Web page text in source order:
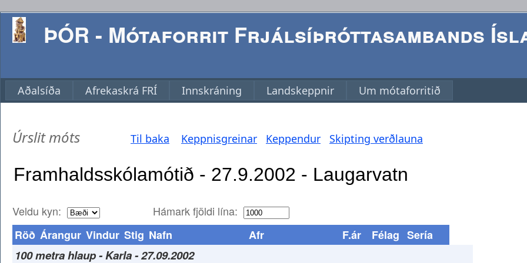
ÞÓR - Mótaforrit Frjálsíþróttasambands
Aðalsíða Afrekaskrá FRÍ Innskráning Landskeppnir Um mótaforritið
Úrslit móts Til baka Keppnisgreinar Keppendur Skipting verðlauna
Veldu kyn:
Hámark fjöldi lína:
Röð Árangur Vindur Stig Nafn Afr F.ár Félag Sería
100 metra hlaup - Karla - 27.09.2002